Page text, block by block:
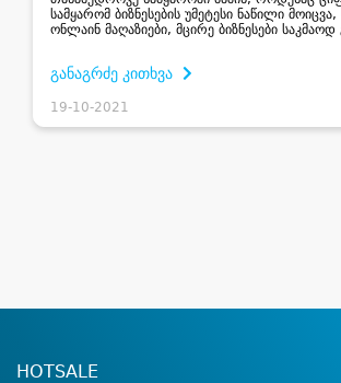
სამყარომ ბიზნესების უმეტესი ნაწილი
ონლაინ მაღაზიები, მცირე ბიზნესები
განაგრძე კითხვა
19-10-2021
HOTSALE